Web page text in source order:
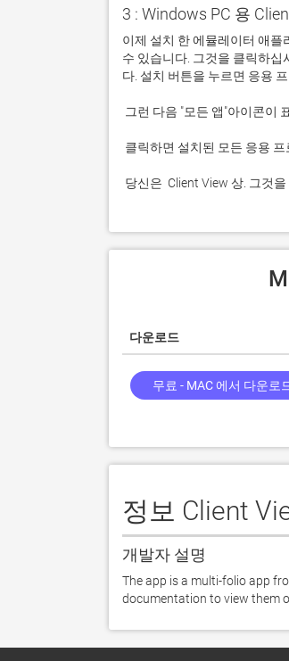
3 : Windows PC 용
이제 설치 한 에뮬레이터 애플
수 있습니다. 그것을 클릭하
당신은  Client View 상. 그것
다운로드
무료 - MAC 에서 다운로
정보 Client
개발자 설명
The app is a multi-folio app
documentation to view them